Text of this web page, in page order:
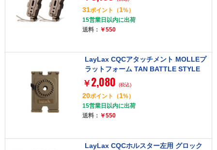
31ポイント （1%）
15営業日以内に出荷
送料： ￥550
LayLax CQCアタッチメント MOLLEプ
ラットフォーム TAN BATTLE STYLE
￥ 2,080 (税込)
20ポイント （1%）
15営業日以内に出荷
送料： ￥550
LayLax CQCホルスター左用 グロック